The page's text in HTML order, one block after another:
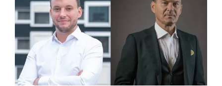
eXtenso
im
Partnernetzwerk